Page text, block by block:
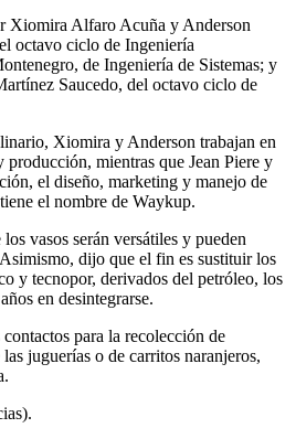
Xiomira Alfaro Acuña y Anderson
octavo ciclo de Ingeniería
de Ingeniería de Sistemas; y
Saucedo, del octavo ciclo de
Xiomira y Anderson trabajan en
mientras que Jean Piere y
el diseño, marketing y manejo de
el nombre de Waykup.
vasos serán versátiles y pueden
dijo que el fin es sustituir los
y tecnopor, derivados del petróleo, los
en desintegrarse.
para la recolección de
juguerías o de carritos naranjeros,